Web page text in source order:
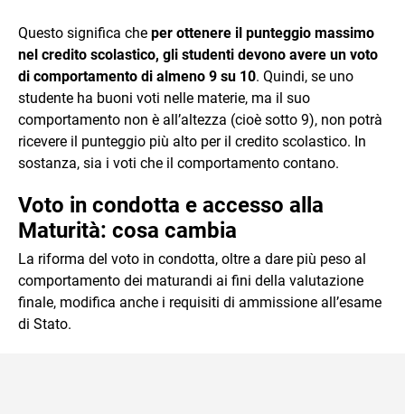
Questo significa che per ottenere il punteggio massimo
nel credito scolastico, gli studenti devono avere un voto
di comportamento di almeno 9 su 10. Quindi, se uno
studente ha buoni voti nelle materie, ma il suo
comportamento non è all’altezza (cioè sotto 9), non potrà
ricevere il punteggio più alto per il credito scolastico. In
sostanza, sia i voti che il comportamento contano.
Voto in condotta e accesso alla
Maturità: cosa cambia
La riforma del voto in condotta, oltre a dare più peso al
comportamento dei maturandi ai fini della valutazione
finale, modifica anche i requisiti di ammissione all’esame
di Stato.